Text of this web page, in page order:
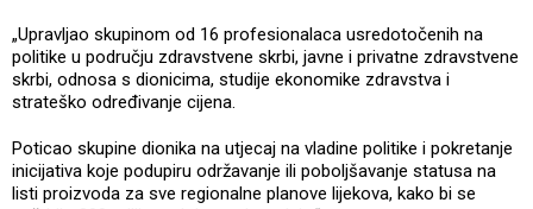
„Upravljao skupinom od 16 profesionalaca usredotočenih na
politike u području zdravstvene skrbi, javne i privatne zdravstvene
skrbi, odnosa s dionicima, studije ekonomike zdravstva i
strateško određivanje cijena.
Poticao skupine dionika na utjecaj na vladine politike i pokretanje
inicijativa koje podupiru održavanje ili poboljšavanje statusa na
listi proizvoda za sve regionalne planove lijekova, kako bi se